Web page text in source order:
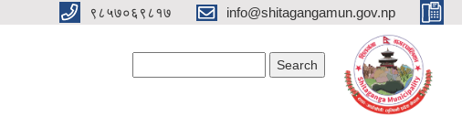
९८५७०६९८१७ info@shitagangamun.gov.np